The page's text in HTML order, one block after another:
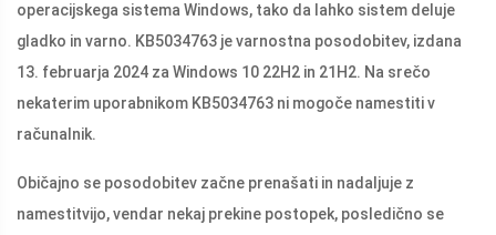
operacijskega sistema Windows, tako da lahko sistem deluje
gladko in varno. KB5034763 je varnostna posodobitev, izdana
13. februarja 2024 za Windows 10 22H2 in 21H2. Na srečo
nekaterim uporabnikom KB5034763 ni mogoče namestiti v
računalnik.
Običajno se posodobitev začne prenašati in nadaljuje z
namestitvijo, vendar nekaj prekine postopek, posledično se